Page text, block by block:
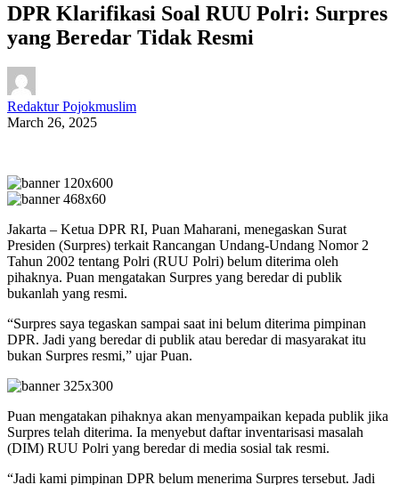
DPR Klarifikasi Soal RUU Polri: Surpres
yang Beredar Tidak Resmi
Redaktur Pojokmuslim
March 26, 2025
Jakarta – Ketua DPR RI, Puan Maharani, menegaskan Surat
Presiden (Surpres) terkait Rancangan Undang-Undang Nomor 2
Tahun 2002 tentang Polri (RUU Polri) belum diterima oleh
pihaknya. Puan mengatakan Surpres yang beredar di publik
bukanlah yang resmi.
“Surpres saya tegaskan sampai saat ini belum diterima pimpinan
DPR. Jadi yang beredar di publik atau beredar di masyarakat itu
bukan Surpres resmi,” ujar Puan.
Puan mengatakan pihaknya akan menyampaikan kepada publik jika
Surpres telah diterima. Ia menyebut daftar inventarisasi masalah
(DIM) RUU Polri yang beredar di media sosial tak resmi.
“Jadi kami pimpinan DPR belum menerima Surpres tersebut. Jadi